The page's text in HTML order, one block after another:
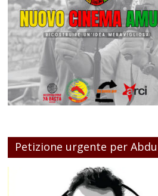
Petizione urgente per